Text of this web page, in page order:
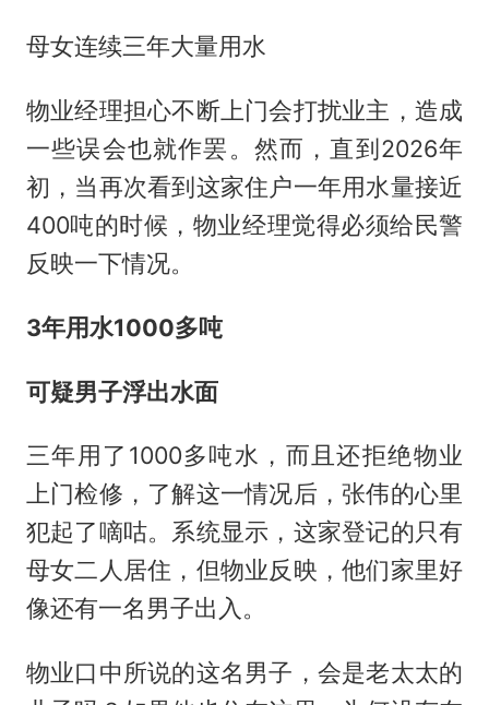
母女连续三年大量用水
物业经理担心不断上门会打扰业主，造成
一些误会也就作罢。然而，直到2026年
初，当再次看到这家住户一年用水量接近
400吨的时候，物业经理觉得必须给民警
反映一下情况。
3年用水1000多吨
可疑男子浮出水面
三年用了1000多吨水，而且还拒绝物业
上门检修，了解这一情况后，张伟的心里
犯起了嘀咕。系统显示，这家登记的只有
母女二人居住，但物业反映，他们家里好
像还有一名男子出入。
物业口中所说的这名男子，会是老太太的